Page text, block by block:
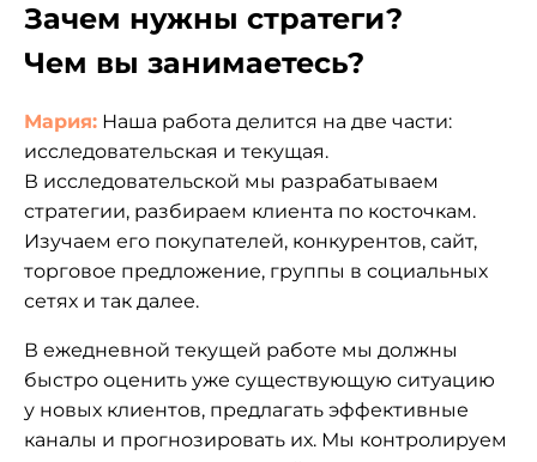
Зачем нужны стратеги?
Чем вы занимаетесь?
Мария: Наша работа делится на две части:
исследовательская и текущая.
В исследовательской мы разрабатываем
стратегии, разбираем клиента по косточкам.
Изучаем его покупателей, конкурентов, сайт,
торговое предложение, группы в социальных
сетях и так далее.
В ежедневной текущей работе мы должны
быстро оценить уже существующую ситуацию
у новых клиентов, предлагать эффективные
каналы и прогнозировать их. Мы контролируем